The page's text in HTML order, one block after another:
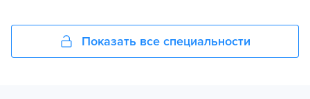
Показать все специальности